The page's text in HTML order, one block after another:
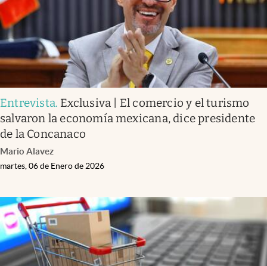
Entrevista. Exclusiva | El comercio y el turismo
salvaron la economía mexicana, dice presidente
de la Concanaco
Mario Alavez
martes, 06 de Enero de 2026